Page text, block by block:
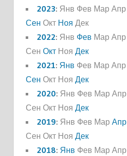
2023: Янв Фев Мар Апр
Сен Окт Ноя Дек
2022: Янв Фев Мар Апр
Сен Окт Ноя Дек
2021: Янв Фев Мар Апр
Сен Окт Ноя Дек
2020: Янв Фев Мар Апр
Сен Окт Ноя Дек
2019: Янв Фев Мар Апр
Сен Окт Ноя Дек
2018: Янв Фев Мар Апр